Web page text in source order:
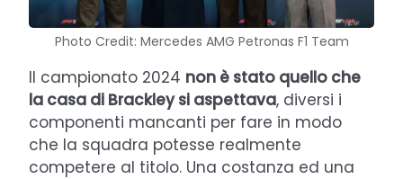
Photo Credit: Mercedes AMG Petronas F1 Team
Il campionato 2024 non è stato quello che
la casa di Brackley si aspettava, diversi i
componenti mancanti per fare in modo
che la squadra potesse realmente
competere al titolo. Una costanza ed una